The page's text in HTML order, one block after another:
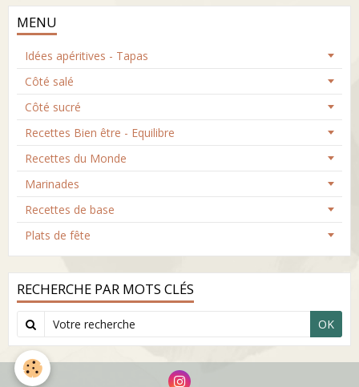
MENU
Idées apéritives - Tapas
Côté salé
Côté sucré
Recettes Bien être - Equilibre
Recettes du Monde
Marinades
Recettes de base
Plats de fête
RECHERCHE PAR MOTS CLÉS
OK